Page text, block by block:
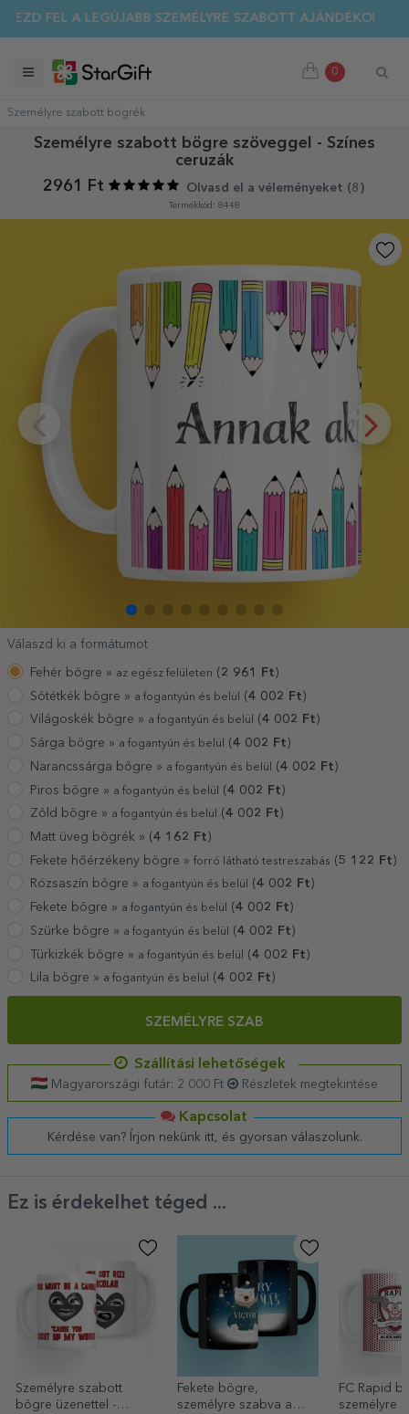
FEL A LEGÚJABB SZEMÉLYRE SZABOTT AJÁNDÉKOKAT!
0
Személyre szabott bögrék
Személyre szabott bögre szöveggel - Színes
ceruzák
2961 Ft
Olvasd el a véleményeket (8 )
Termékkód: 8448
Válaszd ki a formátumot
Fehér bögre » az egész felületen ( 2 961 Ft )
Sötétkék bögre » a fogantyún és belül (4 002 Ft)
Világoskék bögre » a fogantyún és belül (4 002 Ft )
Sárga bögre » a fogantyún és belül (4 002 Ft )
Narancssárga bögre » a fogantyún és belül (4 002 Ft)
Piros bögre » a fogantyún és belül (4 002 Ft)
Zöld bögre » a fogantyún és belül (4 002 Ft )
Matt üveg bögrék » (4 162 Ft )
Fekete hőérzékeny bögre » forró látható testreszabás (5 122 Ft)
Rózsaszín bögre » a fogantyún és belül (4 002 Ft )
Fekete bögre » a fogantyún és belül (4 002 Ft )
Szürke bögre » a fogantyún és belül (4 002 Ft)
Türkizkék bögre » a fogantyún és belül (4 002 Ft)
Lila bögre » a fogantyún és belül (4 002 Ft )
SZEMÉLYRE SZAB
Szállítási lehetőségek
Magyarországi futár: 2 000 Ft Részletek megtekintése
Kapcsolat
Kérdése van? Írjon nekünk itt, és gyorsan válaszolunk.
Ez is érdekelhet téged ...
Személyre szabott
bögre üzenettel -
Fekete bögre,
személyre szabva a
FC Rapid
személyre